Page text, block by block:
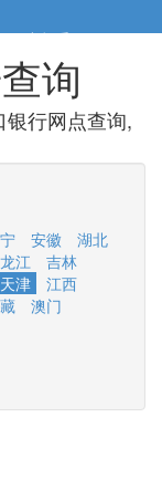
小帮手5cm.cn
询
行网点查询,
安徽
湖北
江
吉林
天津
江西
澳门